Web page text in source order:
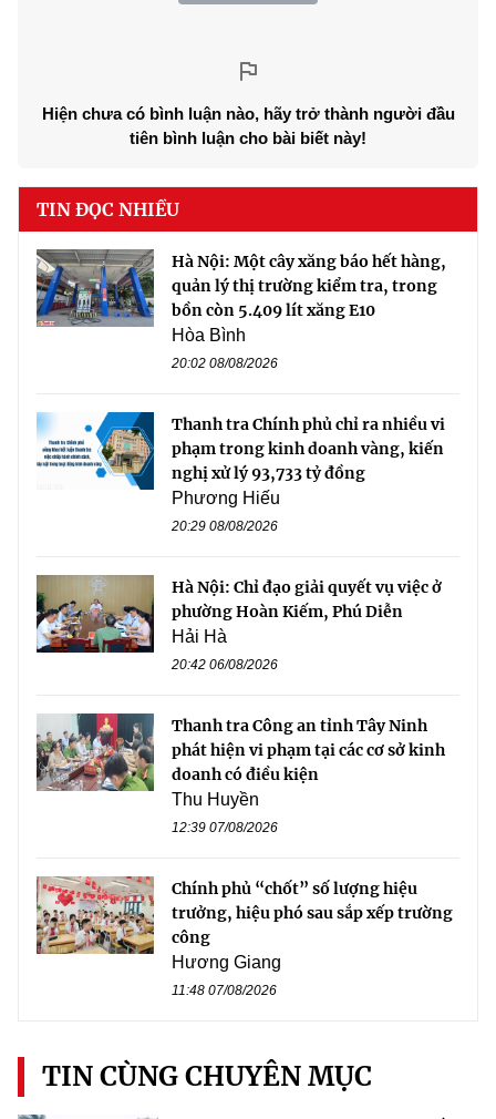
Hiện chưa có bình luận nào, hãy trở thành người đầu
tiên bình luận cho bài biết này!
TIN ĐỌC NHIỀU
Hà Nội: Một cây xăng báo hết hàng,
quản lý thị trường kiểm tra, trong
bồn còn 5.409 lít xăng E10
Hòa Bình
20:02 08/08/2026
Thanh tra Chính phủ chỉ ra nhiều vi
phạm trong kinh doanh vàng, kiến
nghị xử lý 93,733 tỷ đồng
Phương Hiếu
20:29 08/08/2026
Hà Nội: Chỉ đạo giải quyết vụ việc ở
phường Hoàn Kiếm, Phú Diễn
Hải Hà
20:42 06/08/2026
Thanh tra Công an tỉnh Tây Ninh
phát hiện vi phạm tại các cơ sở kinh
doanh có điều kiện
Thu Huyền
12:39 07/08/2026
Chính phủ “chốt” số lượng hiệu
trưởng, hiệu phó sau sắp xếp trường
công
Hương Giang
11:48 07/08/2026
TIN CÙNG CHUYÊN MỤC